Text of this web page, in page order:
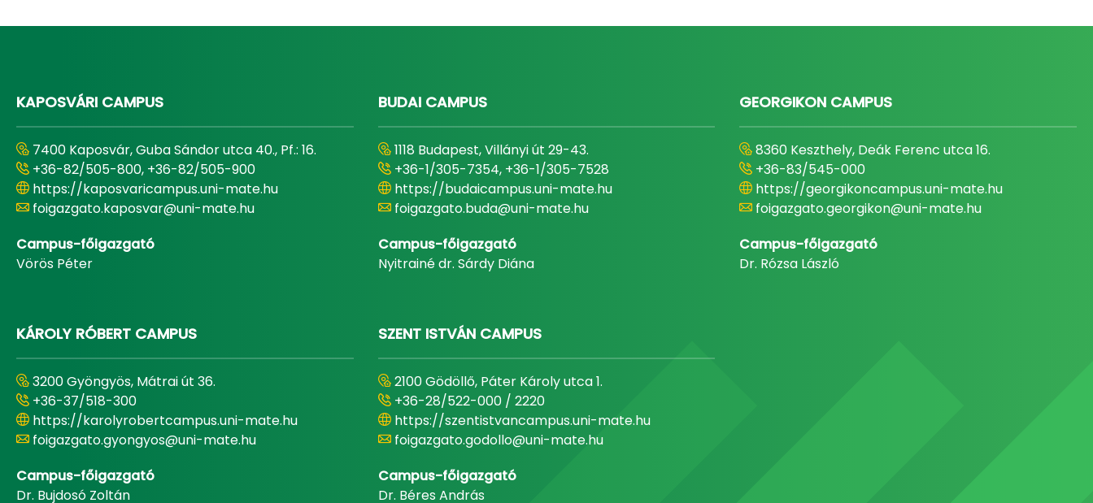
KAPOSVÁRI CAMPUS
7400 Kaposvár, Guba Sándor utca 40., Pf.: 16.
+36-82/505-800, +36-82/505-900
https://kaposvaricampus.uni-mate.hu
foigazgato.kaposvar@uni-mate.hu
Campus-főigazgató
Vörös Péter
BUDAI CAMPUS
1118 Budapest, Villányi út 29-43.
+36-1/305-7354, +36-1/305-7528
https://budaicampus.uni-mate.hu
foigazgato.buda@uni-mate.hu
Campus-főigazgató
Nyitrainé dr. Sárdy Diána
GEORGIKON CAMPUS
8360 Keszthely, Deák Ferenc utca 16.
+36-83/545-000
https://georgikoncampus.uni-mate.hu
foigazgato.georgikon@uni-mate.hu
Campus-főigazgató
Dr. Rózsa László
KÁROLY RÓBERT CAMPUS
3200 Gyöngyös, Mátrai út 36.
+36-37/518-300
https://karolyrobertcampus.uni-mate.hu
foigazgato.gyongyos@uni-mate.hu
Campus-főigazgató
Dr. Bujdosó Zoltán
SZENT ISTVÁN CAMPUS
2100 Gödöllő, Páter Károly utca 1.
+36-28/522-000 / 2220
https://szentistvancampus.uni-mate.hu
foigazgato.godollo@uni-mate.hu
Campus-főigazgató
Dr. Béres András